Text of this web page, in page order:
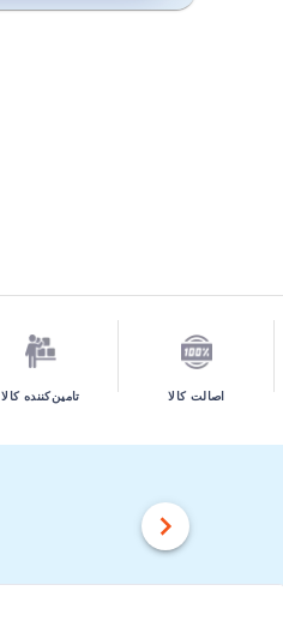
اصالت کالا تامین‌کننده کالا